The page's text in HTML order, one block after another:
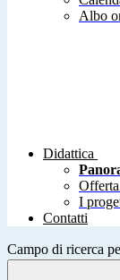
Albo
Didattica
I
Contatti
Campo di ricerca